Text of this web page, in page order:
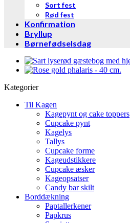
Sort fest
Rød fest
Konfirmation
Bryllup
Børnefødselsdag
Kategorier
Til Kagen
Kagepynt og cake toppers
Cupcake pynt
Kagelys
Tallys
Cupcake forme
Kageudstikkere
Cupcake æsker
Kageopsatser
Candy bar skilt
Borddækning
Paptallerkener
Papkrus